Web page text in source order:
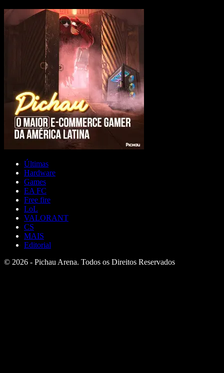
Últimas
Hardware
Games
EA FC
Free fire
LoL
VALORANT
CS
MAIS
Editorial
© 2026 - Pichau Arena. Todos os Direitos Reservados